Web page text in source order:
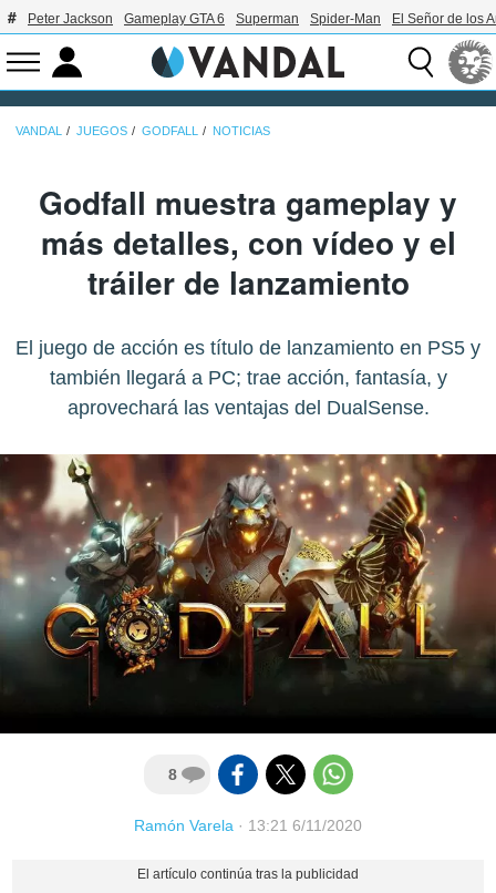
Peter Jackson Gameplay GTA 6 Superman Spider-Man El Señor de los
VANDAL JUEGOS GODFALL NOTICIAS
Godfall muestra gameplay y
más detalles, con vídeo y el
tráiler de lanzamiento
El juego de acción es título de lanzamiento en PS5 y
también llegará a PC; trae acción, fantasía, y
aprovechará las ventajas del DualSense.
8
Ramón Varela · 13:21 6/11/2020